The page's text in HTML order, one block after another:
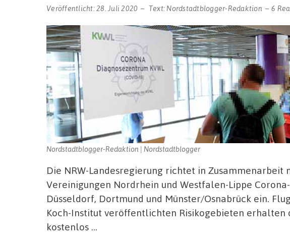
Veröffentlicht: 28. Juli 2020 Text: Nordstadtblogger-Redaktion 6
Nordstadtblogger-Redaktion | Nordstadtblogger
Die NRW-Landesregierung richtet in Zusammenarbeit
Vereinigungen Nordrhein und Westfalen-Lippe
Düsseldorf, Dortmund und Münster/Osnabrück ein.
Koch-Institut veröffentlichten Risikogebieten erhalten
kostenlos …